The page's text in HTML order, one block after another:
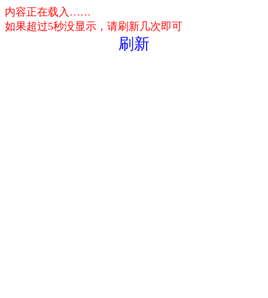
内容正在载入……
如果超过5秒没显示，请刷新几次即可
刷新